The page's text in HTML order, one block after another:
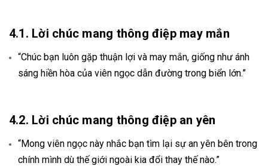
4.1. Lời chúc mang thông điệp may mắn
“Chúc bạn luôn gặp thuận lợi và may mắn, giống như ánh
sáng hiền hòa của viên ngọc dẫn đường trong biển lớn.”
4.2. Lời chúc mang thông điệp an yên
“Mong viên ngọc này nhắc bạn tìm lại sự an yên bên trong
chính mình dù thế giới ngoài kia đổi thay thế nào.”